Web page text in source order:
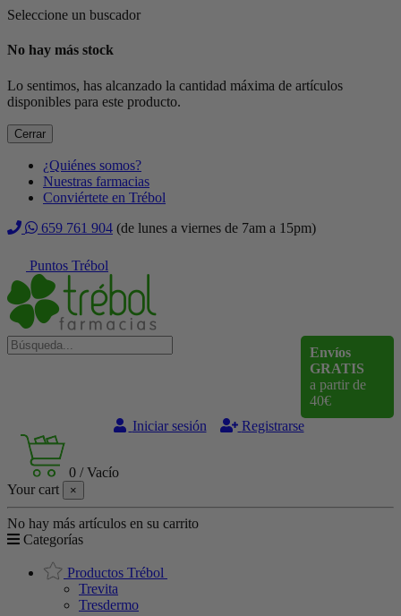
Seleccione un buscador
No hay más stock
Lo sentimos, has alcanzado la cantidad máxima de artículos
disponibles para este producto.
Cerrar
¿Quiénes somos?
Nuestras farmacias
Conviértete en Trébol
659 761 904 (de lunes a viernes de 7am a 15pm)
Puntos Trébol
Envíos
GRATIS
a partir de
40€
Iniciar sesión
Registrarse
0 /Vacío
Your cart
×
No hay más artículos en su carrito
Categorías
Productos Trébol
Trevita
Tresdermo